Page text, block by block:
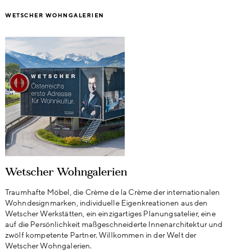
WETSCHER WOHNGALERIEN
Wetscher Wohngalerien
Traumhafte Möbel, die Crème de la Crème der internationalen
Wohndesignmarken, individuelle Eigenkreationen aus den
Wetscher Werkstätten, ein einzigartiges Planungsatelier, eine
auf die Persönlichkeit maßgeschneiderte Innenarchitektur und
zwölf kompetente Partner. Willkommen in der Welt der
Wetscher Wohngalerien.